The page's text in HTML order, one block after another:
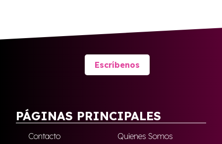
Escríbenos
PÁGINAS PRINCIPALES
Contacto
Quienes Somos